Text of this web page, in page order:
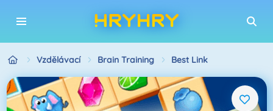
Vzdělávací Brain Training Best Link